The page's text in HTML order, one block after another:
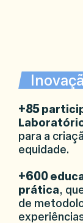
+85
para a
equidade.
+600
prática,
de